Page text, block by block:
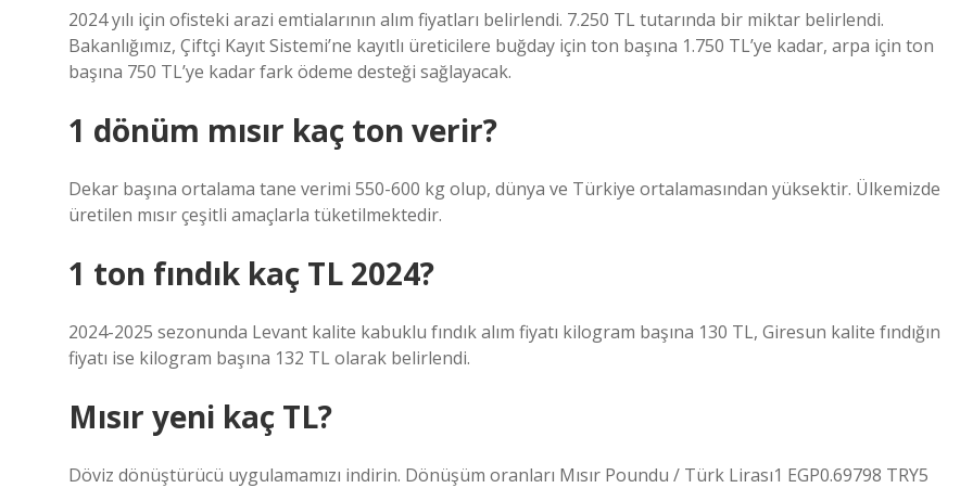
2024 yılı için ofisteki arazi emtialarının alım fiyatları belirlendi. 7.250 TL tutarında bir miktar belirlendi.
Bakanlığımız, Çiftçi Kayıt Sistemi’ne kayıtlı üreticilere buğday için ton başına 1.750 TL’ye kadar, arpa için ton
başına 750 TL’ye kadar fark ödeme desteği sağlayacak.
1 dönüm mısır kaç ton verir?
Dekar başına ortalama tane verimi 550-600 kg olup, dünya ve Türkiye ortalamasından yüksektir. Ülkemizde
üretilen mısır çeşitli amaçlarla tüketilmektedir.
1 ton fındık kaç TL 2024?
2024-2025 sezonunda Levant kalite kabuklu fındık alım fiyatı kilogram başına 130 TL, Giresun kalite fındığın
fiyatı ise kilogram başına 132 TL olarak belirlendi.
Mısır yeni kaç TL?
Döviz dönüştürücü uygulamamızı indirin. Dönüşüm oranları Mısır Poundu / Türk Lirası1 EGP0.69798 TRY5